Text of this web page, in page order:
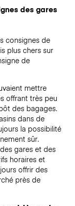
des gares
consignes de
plus chers sur
de
mettre
offrant très peu
des bagages.
dans de
la possibilité
sûr.
gares et des
horaires et
offrir des
près de